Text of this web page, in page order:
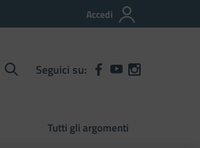
Accedi
Seguici su:
Tutti gli argomenti